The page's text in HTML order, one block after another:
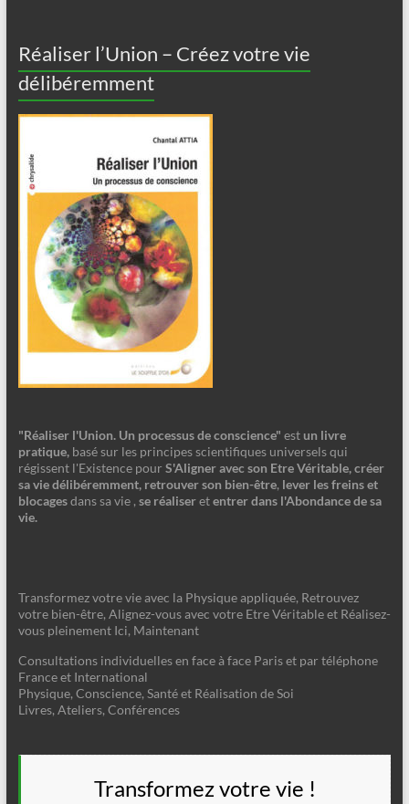
Réaliser l’Union – Créez votre vie
délibéremment
"Réaliser l'Union. Un processus de conscience" est un livre
pratique, basé sur les principes scientifiques universels qui
régissent l'Existence pour S'Aligner avec son Etre Véritable, créer
sa vie délibéremment, retrouver son bien-être, lever les freins et
blocagesdans sa vie , se réaliseretentrer dans l'Abondance de sa
vie.
Transformez votre vie avec la Physique appliquée, Retrouvez
votre bien-être, Alignez-vous avec votre Etre Véritable et Réalisez-
vous pleinement Ici, Maintenant
Consultations individuelles en face à face Paris et par téléphone
France et International
Physique, Conscience, Santé et Réalisation de Soi
Livres, Ateliers, Conférences
Transformez votre vie !